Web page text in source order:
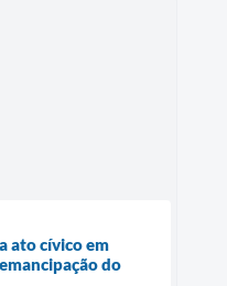
ato cívico em
do